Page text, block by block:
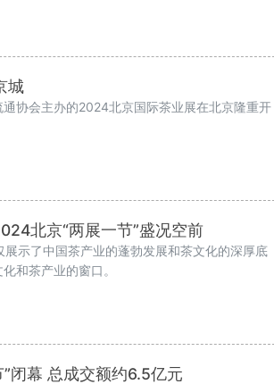
城
协会主办的2024北京国际茶业展在北京隆重开
北京“两展一节”盛况空前
示了中国茶产业的蓬勃发展和茶文化的深厚底
和茶产业的窗口。
闭幕 总成交额约6.5亿元